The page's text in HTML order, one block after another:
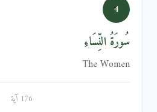
4
سُورَةُ النِّسَاءِ
The Women
176 آية